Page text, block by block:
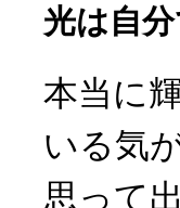
光は自
本当に
いる気
思って